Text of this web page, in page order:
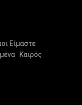
Είμαστε
Καιρός